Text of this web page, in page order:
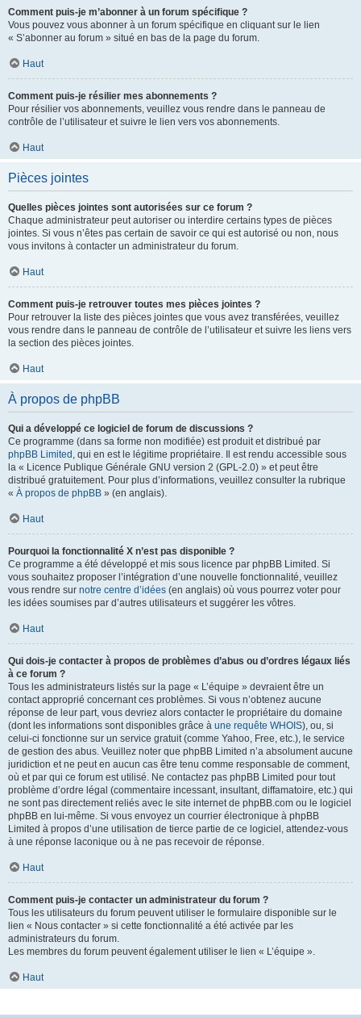
Comment puis-je m’abonner à un forum spécifique ?
Vous pouvez vous abonner à un forum spécifique en cliquant sur le lien
« S’abonner au forum » situé en bas de la page du forum.
Haut
Comment puis-je résilier mes abonnements ?
Pour résilier vos abonnements, veuillez vous rendre dans le panneau de
contrôle de l’utilisateur et suivre le lien vers vos abonnements.
Haut
Pièces jointes
Quelles pièces jointes sont autorisées sur ce forum ?
Chaque administrateur peut autoriser ou interdire certains types de pièces
jointes. Si vous n’êtes pas certain de savoir ce qui est autorisé ou non, nous
vous invitons à contacter un administrateur du forum.
Haut
Comment puis-je retrouver toutes mes pièces jointes ?
Pour retrouver la liste des pièces jointes que vous avez transférées, veuillez
vous rendre dans le panneau de contrôle de l’utilisateur et suivre les liens vers
la section des pièces jointes.
Haut
À propos de phpBB
Qui a développé ce logiciel de forum de discussions ?
Ce programme (dans sa forme non modifiée) est produit et distribué par
phpBB Limited , qui en est le légitime propriétaire. Il est rendu accessible sous
la « Licence Publique Générale GNU version 2 (GPL-2.0) » et peut être
distribué gratuitement. Pour plus d’informations, veuillez consulter la rubrique
« À propos de phpBB » (en anglais).
Haut
Pourquoi la fonctionnalité X n’est pas disponible ?
Ce programme a été développé et mis sous licence par phpBB Limited. Si
vous souhaitez proposer l’intégration d’une nouvelle fonctionnalité, veuillez
vous rendre sur notre centre d’idées (en anglais) où vous pourrez voter pour
les idées soumises par d’autres utilisateurs et suggérer les vôtres.
Haut
Qui dois-je contacter à propos de problèmes d’abus ou d’ordres légaux liés
à ce forum ?
Tous les administrateurs listés sur la page « L’équipe » devraient être un
contact approprié concernant ces problèmes. Si vous n’obtenez aucune
réponse de leur part, vous devriez alors contacter le propriétaire du domaine
(dont les informations sont disponibles grâce à une requête WHOIS), ou, si
celui-ci fonctionne sur un service gratuit (comme Yahoo, Free, etc.), le service
de gestion des abus. Veuillez noter que phpBB Limited n’a absolument aucune
juridiction et ne peut en aucun cas être tenu comme responsable de comment,
où et par qui ce forum est utilisé. Ne contactez pas phpBB Limited pour tout
problème d’ordre légal (commentaire incessant, insultant, diffamatoire, etc.) qui
ne sont pas directement reliés avec le site internet de phpBB.com ou le logiciel
phpBB en lui-même. Si vous envoyez un courrier électronique à phpBB
Limited à propos d’une utilisation de tierce partie de ce logiciel, attendez-vous
à une réponse laconique ou à ne pas recevoir de réponse.
Haut
Comment puis-je contacter un administrateur du forum ?
Tous les utilisateurs du forum peuvent utiliser le formulaire disponible sur le
lien « Nous contacter » si cette fonctionnalité a été activée par les
administrateurs du forum.
Les membres du forum peuvent également utiliser le lien « L’équipe ».
Haut